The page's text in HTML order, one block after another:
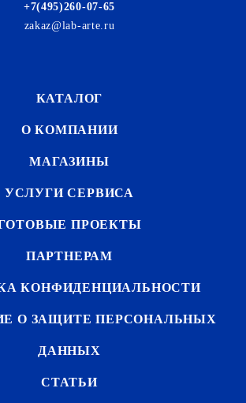
+7(495)260-07-65
zakaz@lab-arte.ru
КАТАЛОГ
О КОМПАНИИ
МАГАЗИНЫ
УСЛУГИ СЕРВИСА
ПРОЕКТЫ
ПАРТНЕРАМ
КОНФИДЕНЦИАЛЬНОСТИ
О ЗАЩИТЕ ПЕРСОНАЛЬНЫХ
ДАННЫХ
СТАТЬИ